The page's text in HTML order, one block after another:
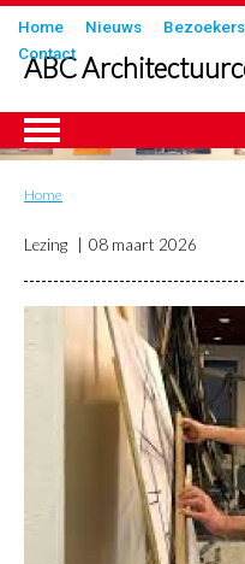
Overslaan
en
naar
inhoud
gaan
Submenu
Home Nieuws
Contact
ABC
Kruimelpad
Home
Lezing 08 maart 2026